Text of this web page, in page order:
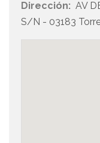
Dirección: AV
S/N - 03183